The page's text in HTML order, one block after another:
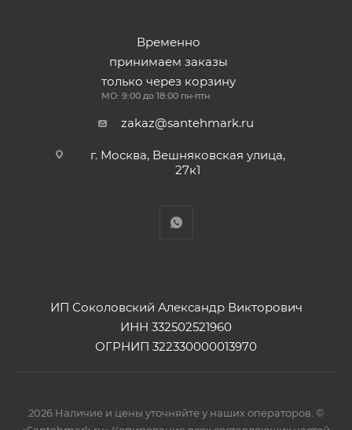
Временно
принимаем заказы
только через корзину
МО: 9:00 до 18:00 пн-птн
zakaz@santehmark.ru
г. Москва, Вешняковская улица,
27к1
ИП Соколовский Александр Викторович
ИНН 332502521960
ОГРНИП 322330000013970
2026 Наличие и цены уточняйте у наших операторов. ©